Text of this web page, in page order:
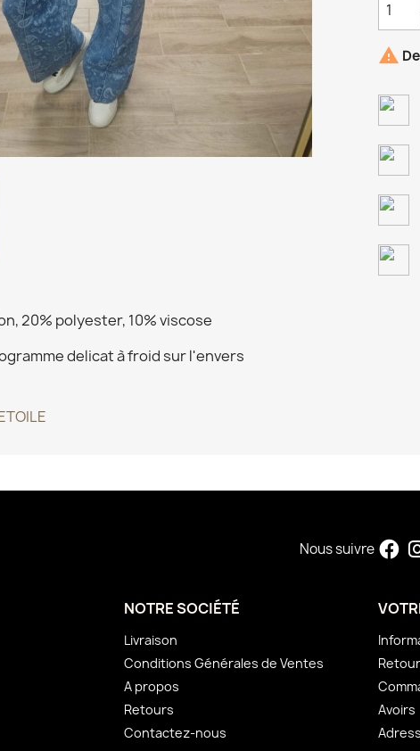

20% polyester, 10% viscose
delicat à froid sur l'envers
Nous suivre
NOTRE SOCIÉTÉ
Livraison
Conditions Générales de Ventes
A propos
Retours
Contactez-nous
Avoirs